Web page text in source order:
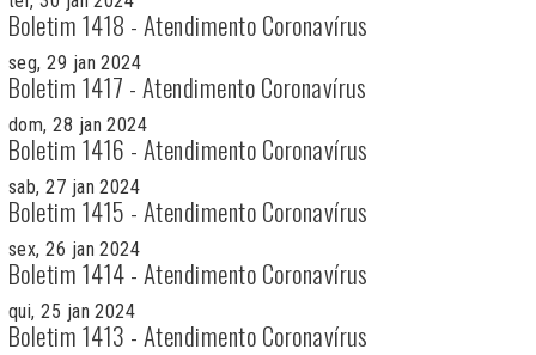
Boletim 1418 - Atendimento Coronavírus
seg, 29 jan 2024
Boletim 1417 - Atendimento Coronavírus
dom, 28 jan 2024
Boletim 1416 - Atendimento Coronavírus
sab, 27 jan 2024
Boletim 1415 - Atendimento Coronavírus
sex, 26 jan 2024
Boletim 1414 - Atendimento Coronavírus
qui, 25 jan 2024
Boletim 1413 - Atendimento Coronavírus